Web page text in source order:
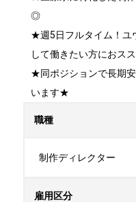
◎
★週5日フルタイム！ユ
して働きたい方におス
★同ポジションで長期
います★
職種
制作ディレクター
雇用区分